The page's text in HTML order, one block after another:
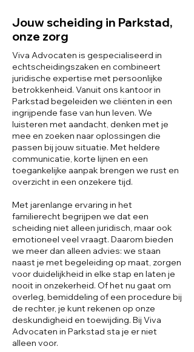
Jouw scheiding in Parkstad,
onze zorg
Viva Advocaten is gespecialiseerd in
echtscheidingszaken en combineert
juridische expertise met persoonlijke
betrokkenheid. Vanuit ons kantoor in
Parkstad begeleiden we cliënten in een
ingrijpende fase van hun leven. We
luisteren met aandacht, denken met je
mee en zoeken naar oplossingen die
passen bij jouw situatie. Met heldere
communicatie, korte lijnen en een
toegankelijke aanpak brengen we rust en
overzicht in een onzekere tijd.
Met jarenlange ervaring in het
familierecht begrijpen we dat een
scheiding niet alleen juridisch, maar ook
emotioneel veel vraagt. Daarom bieden
we meer dan alleen advies: we staan
naast je met begeleiding op maat, zorgen
voor duidelijkheid in elke stap en laten je
nooit in onzekerheid. Of het nu gaat om
overleg, bemiddeling of een procedure bij
de rechter, je kunt rekenen op onze
deskundigheid en toewijding. Bij Viva
Advocaten in Parkstad sta je er niet
alleen voor.